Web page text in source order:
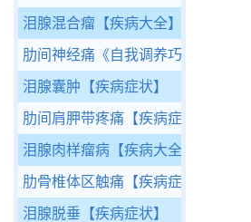
泪腺混合瘤 【疾病大全】
肋间神经痛 《自我调养巧治病》
泪腺囊肿 【疾病症状】
肋间肩胛带疼痛 【疾病症状】
泪腺肉样瘤病 【疾病大全】
肋骨椎体区触痛 【疾病症状】
泪腺脱垂 【疾病症状】